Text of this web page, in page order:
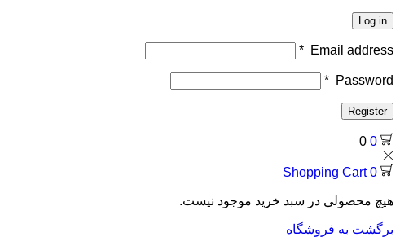
Log in
Email address
*
Password
*
Register
0
0
0
Shopping Cart
هیچ محصولی در سبد خرید موجود نیست.
برگشت به فروشگاه